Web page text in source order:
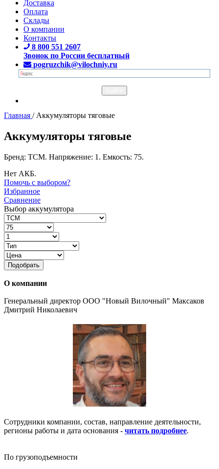
Доставка
Оплата
Склады
О компании
Контакты
8 800 551 2607
Звонок по России бесплатный
pogruzchik@vilochniy.ru
Главная / Аккумуляторы тяговые
Аккумуляторы тяговые
Бренд: TCM. Напряжение: 1. Емкость: 75.
Нет АКБ.
Помочь с выбором?
Избранное
Сравнение
Выбор аккумулятора
Подобрать
О компании
Генеральный директор ООО "Новый Вилочный" Максаков
Дмитрий Николаевич
Сотрудники компании, состав, направление деятельности,
регионы работы и дата основания - читать подробнее.
По грузоподъемности